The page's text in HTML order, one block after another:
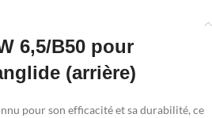
6,5/B50 pour
(arrière)
pour son efficacité et sa durabilité, ce